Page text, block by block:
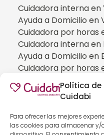
Política de
Cuidabi
Para ofrecer las mejores
las cookies para almacenar
Cuidadora interna en
Ayuda a Domicilio en
Cuidadora por horas
Cuidadora interna en
Ayuda a Domicilio en
Cuidadora por horas
Cuidadora interna en
Ayuda a Domicilio en
CUIDADOS
Cuidadoras de